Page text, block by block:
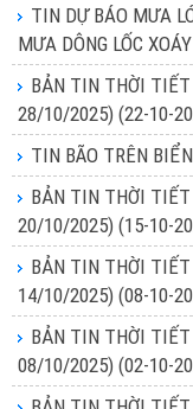
TIN DỰ BÁO MƯA
MƯA DÔNG LỐC
BẢN TIN THỜI
28/10/2025) (22-10-
TIN BÃO TRÊN
BẢN TIN THỜI
20/10/2025) (15-10-
BẢN TIN THỜI
14/10/2025) (08-10-
BẢN TIN THỜI
08/10/2025) (02-10-